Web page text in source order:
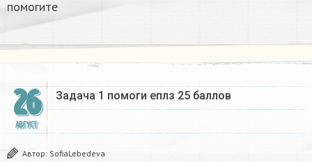
помогите ​
26
АВГУСТ
Задача 1 помоги еплз 25 баллов
Автор: SofiaLebedeva